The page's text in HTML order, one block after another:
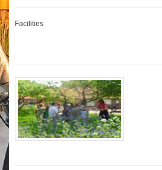
Facilities